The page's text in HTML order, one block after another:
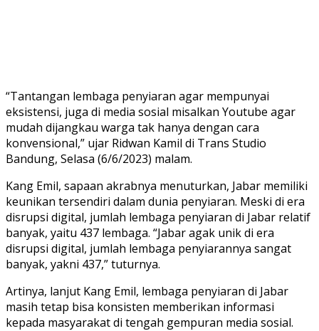
“Tantangan lembaga penyiaran agar mempunyai
eksistensi, juga di media sosial misalkan Youtube agar
mudah dijangkau warga tak hanya dengan cara
konvensional,” ujar Ridwan Kamil di Trans Studio
Bandung, Selasa (6/6/2023) malam.
Kang Emil, sapaan akrabnya menuturkan, Jabar memiliki
keunikan tersendiri dalam dunia penyiaran. Meski di era
disrupsi digital, jumlah lembaga penyiaran di Jabar relatif
banyak, yaitu 437 lembaga. “Jabar agak unik di era
disrupsi digital, jumlah lembaga penyiarannya sangat
banyak, yakni 437,” tuturnya.
Artinya, lanjut Kang Emil, lembaga penyiaran di Jabar
masih tetap bisa konsisten memberikan informasi
kepada masyarakat di tengah gempuran media sosial.